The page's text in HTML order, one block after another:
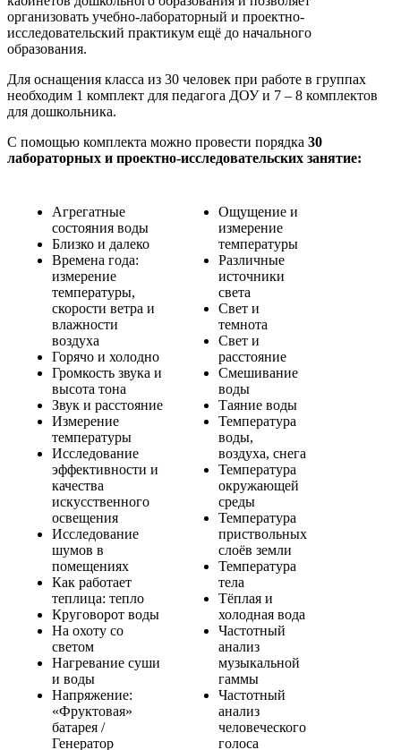
организовать учебно-лабораторный и проектно-
исследовательский практикум ещё до начального
образования.
Для оснащения класса из 30 человек при работе в группах
необходим 1 комплект для педагога ДОУ и 7 – 8 комплектов
для дошкольника.
С помощью комплекта можно провести порядка 30
лабораторных и проектно-исследовательских занятие:
Агрегатные
состояния воды
Близко и далеко
Времена года:
измерение
температуры,
скорости ветра и
влажности
воздуха
Горячо и холодно
Громкость звука и
высота тона
Звук и расстояние
Измерение
температуры
Исследование
эффективности и
качества
искусственного
освещения
Исследование
шумов в
помещениях
Как работает
теплица: тепло
Круговорот воды
На охоту со
светом
Нагревание суши
и воды
Напряжение:
«Фруктовая»
батарея /
Генератор
Ощущение и
измерение
температуры
Различные
источники
света
Свет и
темнота
Свет и
расстояние
Смешивание
воды
Таяние воды
Температура
воды,
воздуха, снега
Температура
окружающей
среды
Температура
приствольных
слоёв земли
Температура
тела
Тёплая и
холодная вода
Частотный
анализ
музыкальной
гаммы
Частотный
анализ
человеческого
голоса